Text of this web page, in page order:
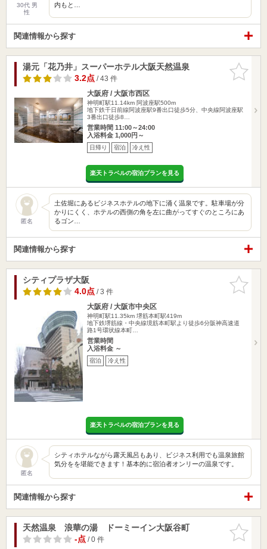
30代 男
性
内もと…
関連情報から探す
お気に入
りに追加
湯元「花乃井」スーパーホテル大阪天然温泉
3.2点/ 43 件
大阪府 / 大阪市西区
神明町駅11.14km 阿波座駅500m
地下鉄千日前線阿波座駅9番出口徒歩5分、中央線阿波座駅
3番出口徒歩8…
営業時間 11:00～24:00
入浴料金 1,000円～
日帰り 宿泊 冷え性
楽天トラベルの宿泊プランを見る
匿名
土佐堀にあるビジネスホテルの地下に涌く温泉です。駐車場が分
かりにくく、ホテルの西側の角を左に曲がってすぐのところにあ
るゴン…
関連情報から探す
お気に入
りに追加
シティプラザ大阪
4.0点/ 3 件
大阪府 / 大阪市中央区
神明町駅11.35km 堺筋本町駅419m
地下鉄堺筋線・中央線境筋本町駅より徒歩6分阪神高速道
路1号環状線本町…
営業時間
入浴料金 ～
宿泊 冷え性
楽天トラベルの宿泊プランを見る
匿名
シティホテルながら露天風呂もあり、ビジネス利用でも温泉旅館
気分をを堪能できます！基本的に宿泊者オンリーの温泉です。
関連情報から探す
お気に入
りに追加
天然温泉 浪華の湯 ドーミーイン大阪谷町
-点/ 0 件